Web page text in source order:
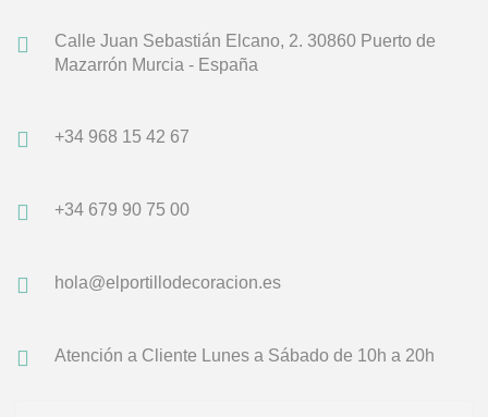
Calle Juan Sebastián Elcano, 2. 30860 Puerto de
Mazarrón Murcia - España
+34 968 15 42 67
+34 679 90 75 00
hola@elportillodecoracion.es
Atención a Cliente Lunes a Sábado de 10h a 20h